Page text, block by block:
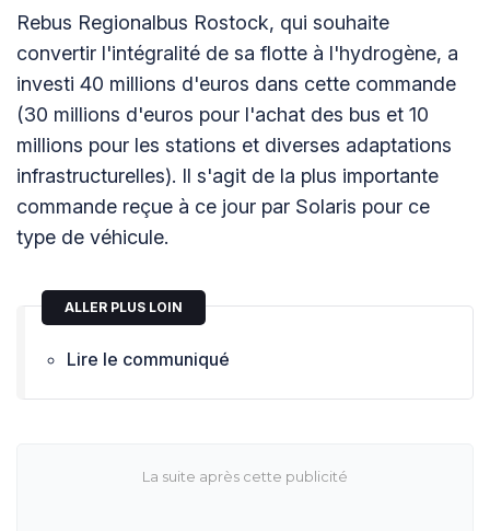
Rebus Regionalbus Rostock, qui souhaite
convertir l'intégralité de sa flotte à l'hydrogène, a
investi 40 millions d'euros dans cette commande
(30 millions d'euros pour l'achat des bus et 10
millions pour les stations et diverses adaptations
infrastructurelles). Il s'agit de la plus importante
commande reçue à ce jour par Solaris pour ce
type de véhicule.
ALLER PLUS LOIN
Lire le communiqué